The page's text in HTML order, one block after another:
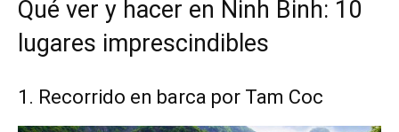
Qué ver y hacer en Ninh Binh: 10
lugares imprescindibles
1. Recorrido en barca por Tam Coc